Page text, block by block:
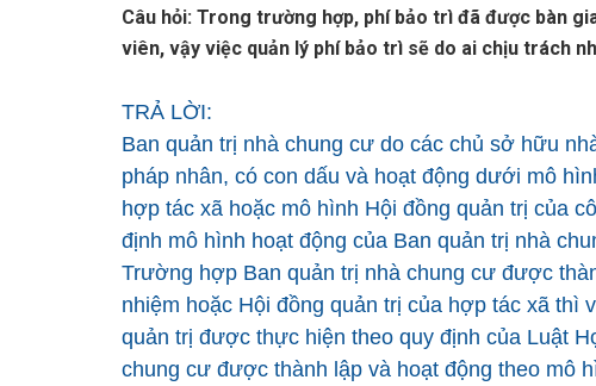
Câu hỏi: Trong trường hợp, phí bảo trì đã được bàn
viên, vậy việc quản lý phí bảo trì sẽ do ai chịu trách
TRẢ LỜI:
Ban quản trị nhà chung cư do các chủ sở hữu
pháp nhân, có con dấu và hoạt động dưới mô
hợp tác xã hoặc mô hình Hội đồng quản trị của
định mô hình hoạt động của Ban quản trị nhà
Trường hợp Ban quản trị nhà chung cư được
nhiệm hoặc Hội đồng quản trị của hợp tác xã thì
quản trị được thực hiện theo quy định của Luật
chung cư được thành lập và hoạt động theo mô